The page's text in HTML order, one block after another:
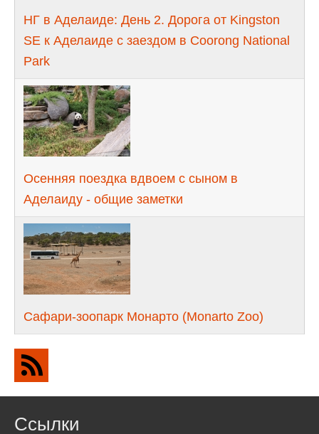
НГ в Аделаиде: День 2. Дорога от Kingston
SE к Аделаиде с заездом в Coorong National
Park
Осенняя поездка вдвоем с сыном в
Аделаиду - общие заметки
Сафари-зоопарк Монарто (Monarto Zoo)
Ссылки